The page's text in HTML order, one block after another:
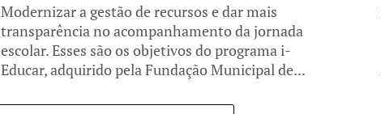
Modernizar a gestão de recursos e dar mais
transparência no acompanhamento da jornada
escolar. Esses são os objetivos do programa i-
Educar, adquirido pela Fundação Municipal de...